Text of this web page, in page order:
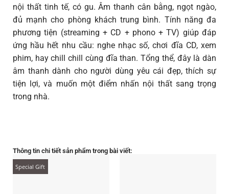
nội thất tinh tế, có gu. Âm thanh cân bằng, ngọt ngào,
đủ mạnh cho phòng khách trung bình. Tính năng đa
phương tiện (streaming + CD + phono + TV) giúp đáp
ứng hầu hết nhu cầu: nghe nhạc số, chơi đĩa CD, xem
phim, hay chill chill cùng đĩa than. Tổng thể, đây là dàn
âm thanh dành cho người dùng yêu cái đẹp, thích sự
tiện lợi, và muốn một điểm nhấn nội thất sang trọng
trong nhà.
Thông tin chi tiết sản phẩm trong bài viết:
Special Gift